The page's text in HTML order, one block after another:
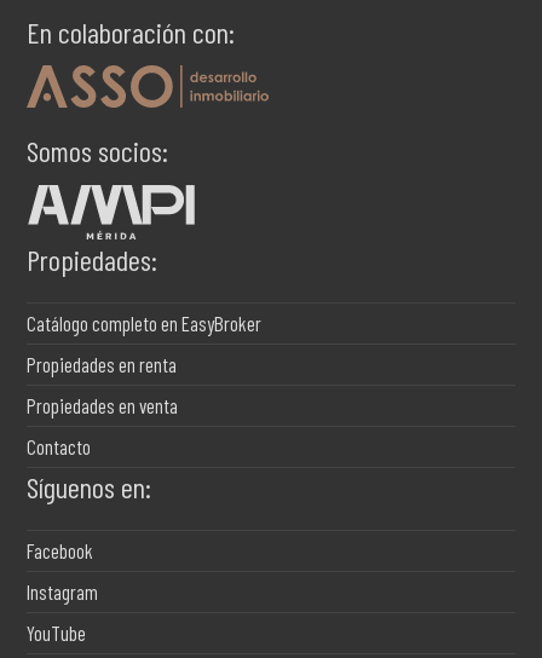
En colaboración con:
Somos socios:
Propiedades:
Catálogo completo en EasyBroker
Propiedades en renta
Propiedades en venta
Contacto
Síguenos en:
Facebook
Instagram
YouTube